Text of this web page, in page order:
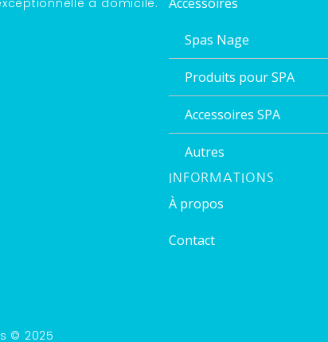
Spas Nage
Produits pour SPA
Accessoires SPA
Autres
INFORMATIONS
À propos
Contact
© 2025